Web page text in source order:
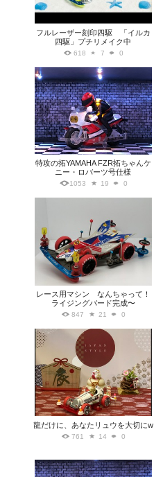
フルレーザー刻印四駆 「イルカ
四駆」プチリメイク中
618 7 0
特攻の拓YAMAHA FZR拓ちゃんケ
ニー・ロバーツ号仕様
1053 19 0
レース用マシン なんちゃって！
ライジングバード完成〜
847 21 0
龍だけに、あなたリュウを大切にw
761 14 0